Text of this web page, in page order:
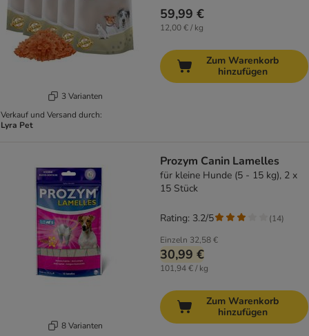
3 Varianten
Verkauf und Versand durch:
Lyra Pet
59,99 €
12,00 € / kg
Zum Warenkorb
hinzufügen
8 Varianten
Prozym Canin Lamelles
für kleine Hunde (5 - 15 kg), 2 x
15 Stück
Einzeln 32,58 €
30,99 €
101,94 € / kg
Rating: 3.2/5 (14)
Zum Warenkorb
hinzufügen